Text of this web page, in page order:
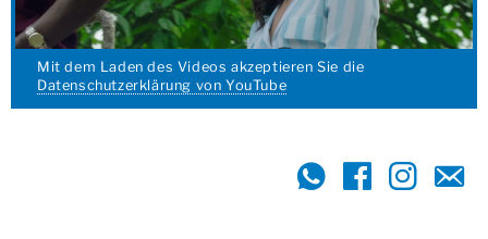
Mit dem Laden des Videos akzeptieren Sie die
Datenschutzerklärung von YouTube